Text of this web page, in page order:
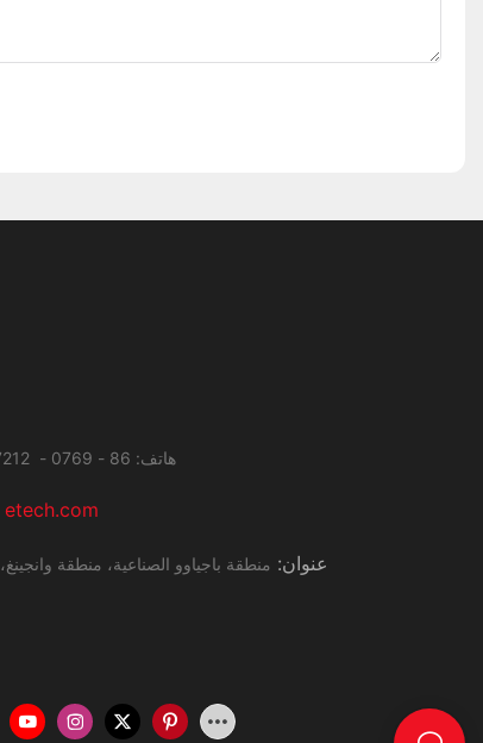
هاتف: 86 - 0769 - 23667212 فاكس: 86 - 0769 - 27285034
etech.com
عنوان: منطقة باجياوو الصناعية، منطقة وانجينغ،